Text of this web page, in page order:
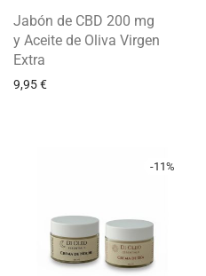
Jabón de CBD 200 mg
y Aceite de Oliva Virgen
Extra
9,95€
-11%